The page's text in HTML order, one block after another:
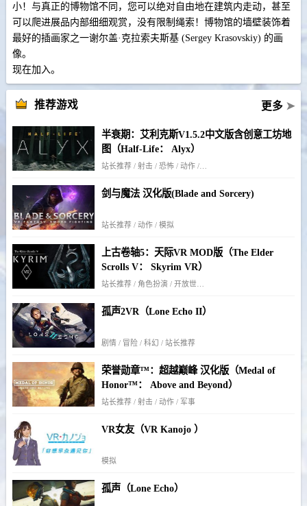
小！ 与真正的博物馆不同，您可以绝对自由地在建筑内走动，甚至
可以爬进展品内部细细观赏，没有限制绳索！ 博物馆的墙壁装饰着
最好的插画家之一谢尔盖·克拉索夫斯基 (Sergey Krasovskiy) 的画
像。
现在加入。
推荐游戏 更多 ➤
半衰期：艾利克斯V1.5.2中文版含创意工坊地
图（Half-Life： Alyx）
站长推荐 / 射击 / 恐怖 / 动作 / 剧情
剑与魔法 汉化版(Blade and Sorcery)
站长推荐 / 动作 / 模拟
上古卷轴5：天际VR MOD版（The Elder
Scrolls V： Skyrim VR）
站长推荐 / 角色扮演 / 开放世界 / 冒险
孤声2VR（Lone Echo II）
剧情 / 冒险 / 科幻 / 站长推荐
荣誉勋章™：超越巅峰 汉化版（Medal of
Honor™： Above and Beyond）
站长推荐 / 射击 / 动作 / 军事
VR女友（VR Kanojo ）
模拟
孤声（Lone Echo）